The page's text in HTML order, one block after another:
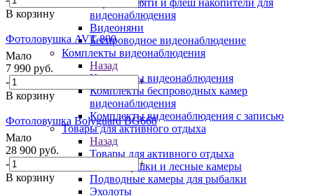
Карты памяти и флеш накопители для
видеонаблюдения
Видеоняни
Беспроводное видеонаблюдение
Комплекты видеонаблюдения
Назад
Комплекты видеонаблюдения
Комплекты беспроводных камер
видеонаблюдения
Комплекты видеонаблюдения с записью
Товары для активного отдыха
Назад
Товары для активного отдыха
Фотоловушки и лесные камеры
Подводные камеры для рыбалки
Эхолоты
В корзину
Фотоловушка AVT 800
Мало
7 990 руб.
-
+
В корзину
Фотоловушка Bolyguard BG668
Мало
28 900 руб.
-
+
В корзину